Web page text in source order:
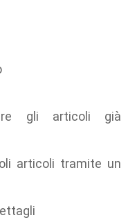
gli articoli già
articoli tramite un